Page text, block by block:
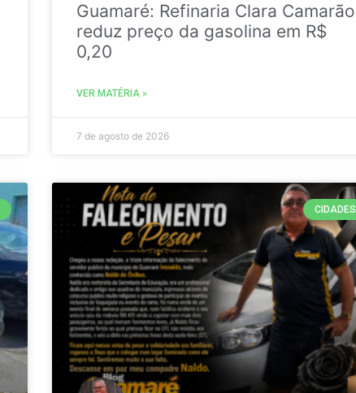
Guamaré: Refinaria Clara Camarão
reduz preço da gasolina em R$
0,20
VER MATÉRIA »
7 de agosto de 2026
CIDADES